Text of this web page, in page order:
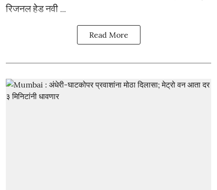
रिजनल हेड नवी ...
Read More